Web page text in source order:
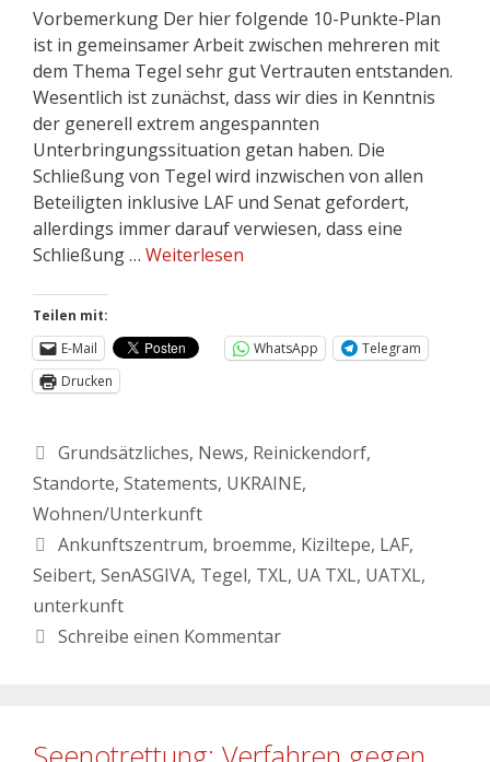
Vorbemerkung Der hier folgende 10-Punkte-Plan
ist in gemeinsamer Arbeit zwischen mehreren mit
dem Thema Tegel sehr gut Vertrauten entstanden.
Wesentlich ist zunächst, dass wir dies in Kenntnis
der generell extrem angespannten
Unterbringungssituation getan haben. Die
Schließung von Tegel wird inzwischen von allen
Beteiligten inklusive LAF und Senat gefordert,
allerdings immer darauf verwiesen, dass eine
Schließung … Weiterlesen
Teilen mit:
E-Mail
WhatsApp
Telegram
Drucken
Grundsätzliches, News, Reinickendorf,
Standorte, Statements, UKRAINE,
Wohnen/Unterkunft
Ankunftszentrum, broemme, Kiziltepe, LAF,
Seibert, SenASGIVA, Tegel, TXL, UA TXL, UATXL,
unterkunft
Schreibe einen Kommentar